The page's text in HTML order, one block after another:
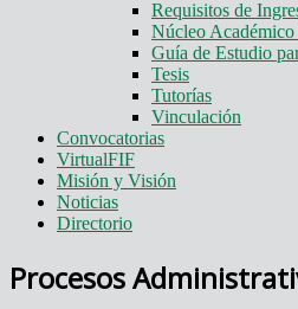
Requisitos de
Núcleo
Guía de Estudio
Tesis
Tutorías
Vinculación
Convocatorias
VirtualFIF
Misión y Visión
Noticias
Directorio
Procesos